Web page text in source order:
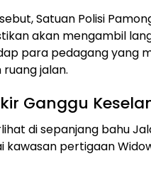
Satuan Polisi
akan mengambil
para pedagang yang
jalan.
Ganggu
di sepanjang bahu
kawasan pertigaan